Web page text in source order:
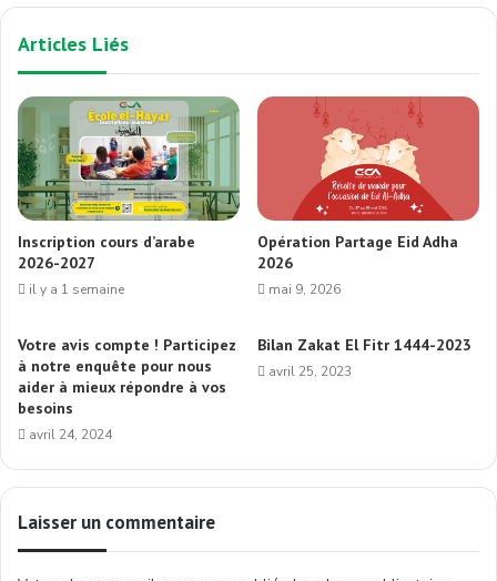
Articles Liés
Inscription cours d’arabe
2026-2027
il y a 1 semaine
Opération Partage Eid Adha
2026
mai 9, 2026
Votre avis compte ! Participez
à notre enquête pour nous
aider à mieux répondre à vos
besoins
avril 24, 2024
Bilan Zakat El Fitr 1444-2023
avril 25, 2023
Laisser un commentaire